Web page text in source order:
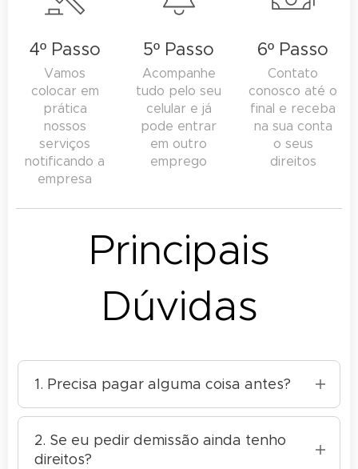
4º Passo
Vamos
colocar em
prática
nossos
serviços
notificando a
empresa
5º Passo
Acompanhe
tudo pelo seu
celular e já
pode entrar
em outro
emprego
6º Passo
Contato
conosco até o
final e receba
na sua conta
o seus
direitos
Principais
Dúvidas
1. Precisa pagar alguma coisa antes?
Não! Nosso atendimento é gratuito até
você receber a quantia da sua causa.
2. Se eu pedir demissão ainda tenho
direitos?